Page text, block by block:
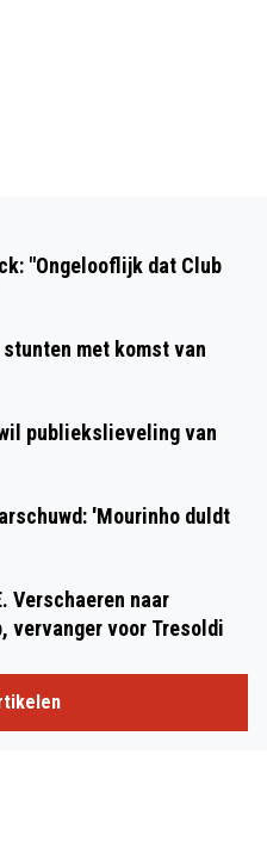
"Ongelooflijk dat Club
met komst van
publiekslieveling van
'Mourinho duldt
Verschaeren naar
vervanger voor Tresoldi